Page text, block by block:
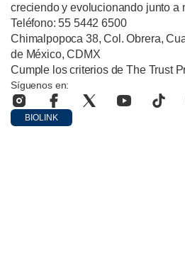
creciendo y evolucionando junto a
Teléfono: 55 5442 6500
Chimalpopoca 38, Col. Obrera,
de México, CDMX
Cumple los criterios de The Trust
Síguenos en:
BIOLINK